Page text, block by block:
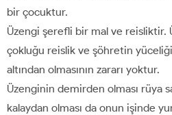
bir çocuktur.
Üzengi şerefli bir mal ve reisliktir.
çokluğu reislik ve şöhretin
altından olmasının zararı yoktur.
Üzenginin demirden olması rüya
kalaydan olması da onun işinde